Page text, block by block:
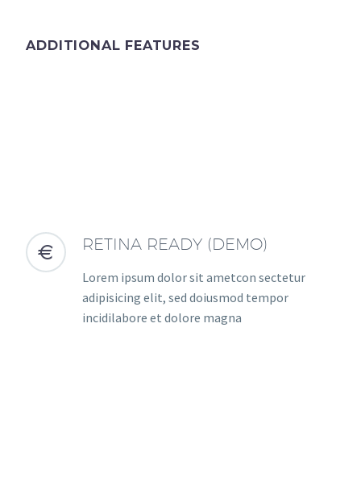
ADDITIONAL FEATURES

 RETINA READY (DEMO)
Lorem ipsum dolor sit ametcon sectetur
adipisicing elit, sed doiusmod tempor
incidilabore et dolore magna